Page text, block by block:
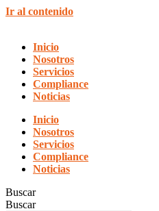
Ir al contenido
Inicio
Nosotros
Servicios
Compliance
Noticias
Inicio
Nosotros
Servicios
Compliance
Noticias
Buscar
Buscar